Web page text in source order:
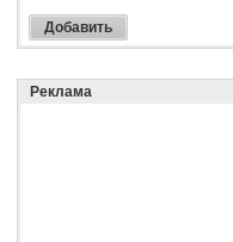
Реклама